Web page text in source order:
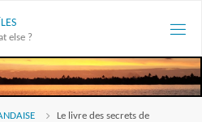
LES
else ?
Le livre des secrets de